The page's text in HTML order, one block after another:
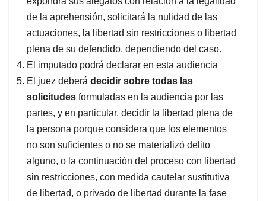
de la aprehensión, solicitará la nulidad de las
actuaciones, la libertad sin restricciones o libertad
plena de su defendido, dependiendo del caso.
El imputado podrá declarar en esta audiencia
El juez deberá decidir sobre todas las
solicitudes formuladas en la audiencia por las
partes, y en particular, decidir la libertad plena de
la persona porque considera que los elementos
no son suficientes o no se materializó delito
alguno, o la continuación del proceso con libertad
sin restricciones, con medida cautelar sustitutiva
de libertad, o privado de libertad durante la fase